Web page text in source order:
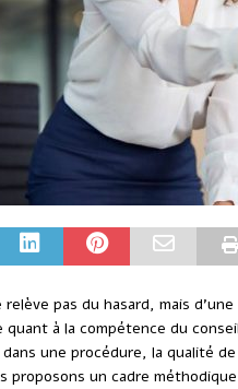
relève pas du hasard, mais
à la compétence du
une procédure, la qualité
proposons un cadre